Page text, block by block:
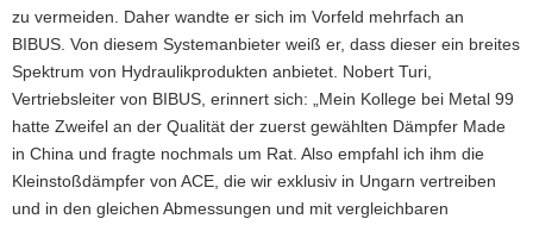
zu vermeiden. Daher wandte er sich im Vorfeld mehrfach an
BIBUS. Von diesem Systemanbieter weiß er, dass dieser ein breites
Spektrum von Hydraulikprodukten anbietet. Nobert Turi,
Vertriebsleiter von BIBUS, erinnert sich: „Mein Kollege bei Metal 99
hatte Zweifel an der Qualität der zuerst gewählten Dämpfer Made
in China und fragte nochmals um Rat. Also empfahl ich ihm die
Kleinstoßdämpfer von ACE, die wir exklusiv in Ungarn vertreiben
und in den gleichen Abmessungen und mit vergleichbaren